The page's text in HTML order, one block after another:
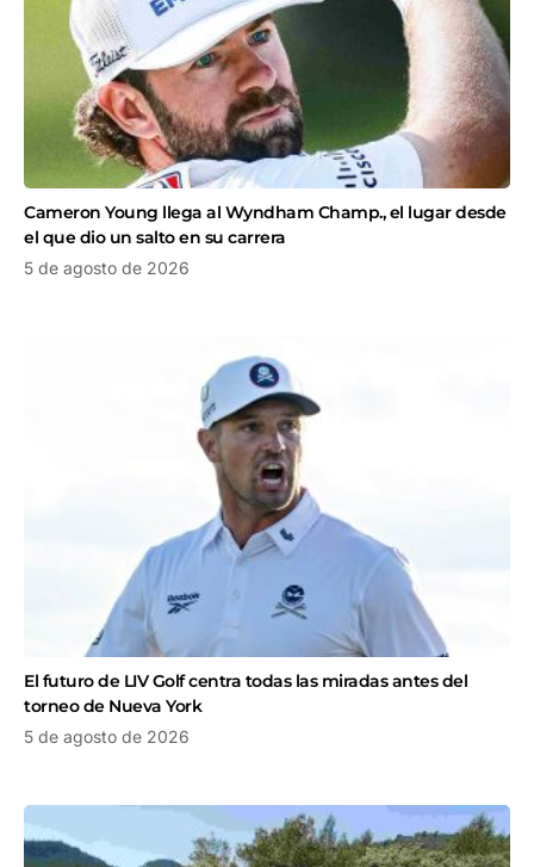
Cameron Young llega al Wyndham Champ., el lugar desde
el que dio un salto en su carrera
5 de agosto de 2026
El futuro de LIV Golf centra todas las miradas antes del
torneo de Nueva York
5 de agosto de 2026